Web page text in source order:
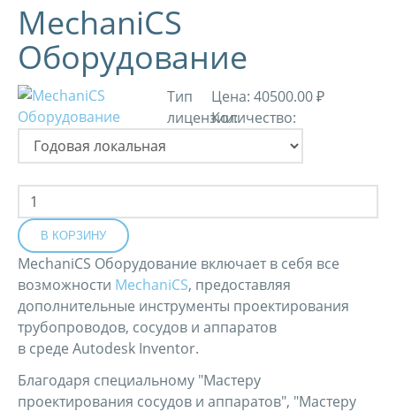
MechaniCS
Оборудование
Тип
лицензии:
Цена:40500.00 ₽
Количество:
MechaniCS Оборудование включает в себя все
возможности MechaniCS, предоставляя
дополнительные инструменты проектирования
трубопроводов, сосудов и аппаратов
в среде Autodesk Inventor.
Благодаря специальному "Мастеру
проектирования сосудов и аппаратов", "Мастеру